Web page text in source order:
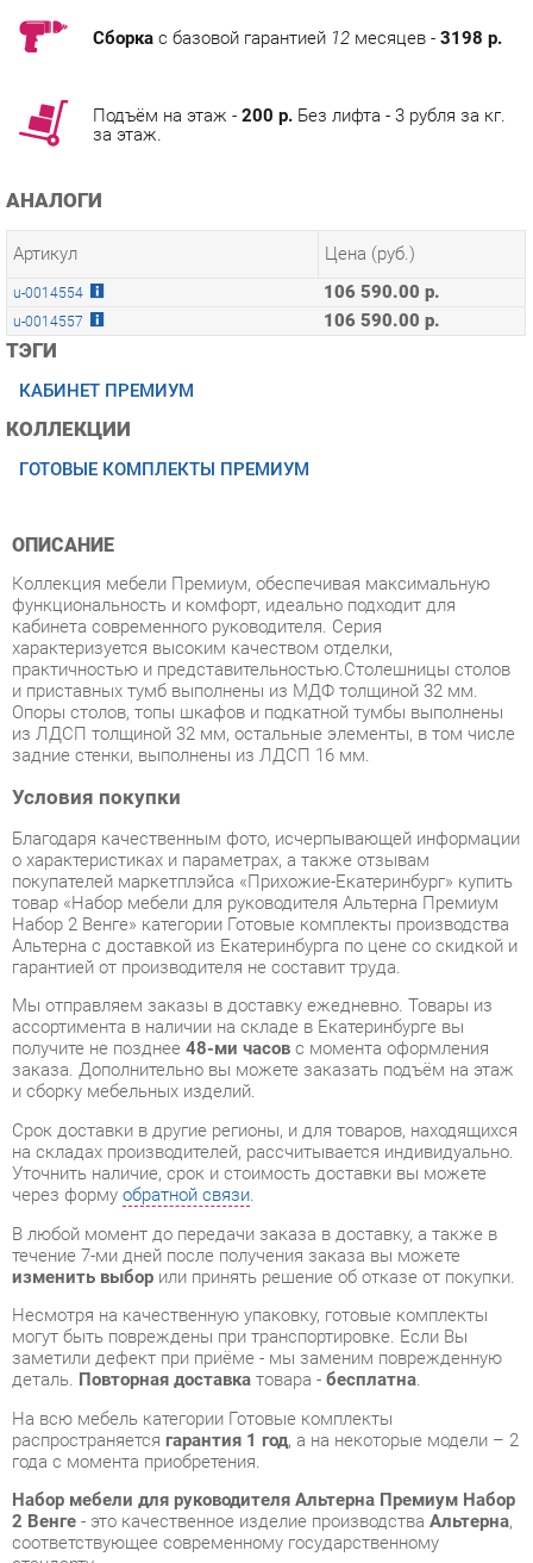
АНАЛОГИ
Артикул
u-0014554 106 590.00 р.
u-0014557 106 590.00 р.
ТЭГИ
КАБИНЕТ ПРЕМИУМ
КОЛЛЕКЦИИ
ГОТОВЫЕ КОМПЛЕКТЫ ПРЕМИУМ
ОПИСАНИЕ
кабинета современного руководителя. Серия
практичностью и представительностью.Столешницы столов
и приставных тумб выполнены из МДФ толщиной 32 мм.
Опоры столов, топы шкафов и подкатной тумбы выполнены
из ЛДСП толщиной 32 мм, остальные элементы, в том числе
задние стенки, выполнены из ЛДСП 16 мм.
Условия покупки
Благодаря качественным фото, исчерпывающей информации
о характеристиках и параметрах, а также отзывам
покупателей маркетплэйса «Прихожие-Екатеринбург» купить
товар «Набор мебели для руководителя Альтерна Премиум
Набор 2 Венге» категории Готовые комплекты производства
Альтерна с доставкой из Екатеринбурга по цене со скидкой и
гарантией от производителя не составит труда.
Мы отправляем заказы в доставку ежедневно. Товары из
ассортимента в наличии на складе в Екатеринбурге вы
получите не позднее48-ми часовс момента оформления
заказа. Дополнительно вы можете заказать подъём на этаж
и сборку мебельных изделий.
Срок доставки в другие регионы, и для товаров, находящихся
на складах производителей, рассчитывается индивидуально.
Уточнить наличие, срок и стоимость доставки вы можете
через формуобратной связи.
В любой момент до передачи заказа в доставку, а также в
течение 7-ми дней после получения заказа вы можете
изменить выборили принять решение об отказе от покупки.
Несмотря на качественную упаковку, готовые комплекты
могут быть повреждены при транспортировке. Если Вы
заметили дефект при приёме - мы заменим поврежденную
деталь.Повторная доставкатовара -бесплатна.
На всю мебель категории Готовые комплекты
распространяетсягарантия 1 год , а на некоторые модели – 2
года с момента приобретения.
Набор мебели для руководителя Альтерна Премиум Набор
- это качественное изделие производства
соответствующее современному государственному
стандарту.
будем рады, если вы оставите отзыв об опыте его
использования, который поможет сориентироваться нашим
будущим покупателям.